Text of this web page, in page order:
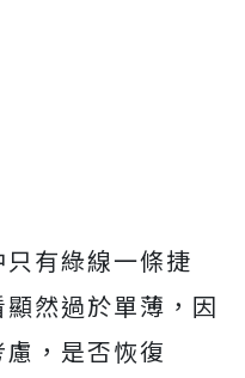
有綠線一條捷
然過於單薄，因
，是否恢復